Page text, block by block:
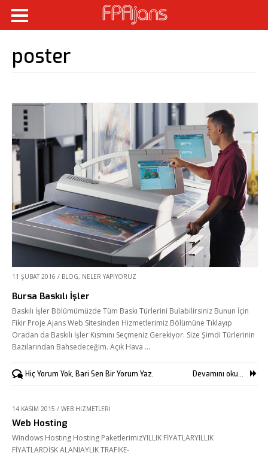
poster
11 ŞUBAT 2016 / BLOG, NELER YAPIYORUZ
Bursa Baskılı İşler
Baskılı İşler Bölümümüzde Tüm Baskı Türlerini Bulabilirsiniz Bunun İçin
Fikir Proje Ajans Web Sitesinden Hizmetlerimiz Bölümüne Tıklayıp
Oradan da Baskılı İşler Kısmını Seçmeniz Gerekiyor. Size Şimdi Türlerinin
Bazılarından Bahsedeceğim. Açık Hava …
Hiç Yorum Yok, Bari Sen Bir Yorum Yaz. Devamını oku...
14 KASIM 2015 / WEB HIZMETLERI
Web Hosting
Windows Hosting Hosting PaketlerimizYILLIK FİYATLARYILLIK
FİYATLARDİSK ALANIAYLIK TRAFİKE-